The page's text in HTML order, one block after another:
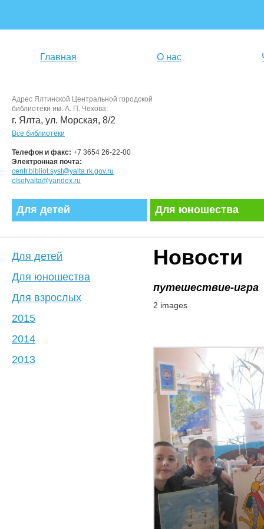
Главная О нас
Адрес Ялтинской Центральной городской
библиотеки им. А. П. Чехова:
г. Ялта, ул. Морская, 8/2
Все библиотеки
Телефон и факс: +7 3654 26-22-00
Электронная почта:
centr.bibliot.syst@yalta.rk.gov.ru
clsofyalta@yandex.ru
Для детей Для юношества
Новости
путешествие-игра
2 images
Для детей
Для юношества
Для взрослых
2015
2014
2013